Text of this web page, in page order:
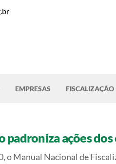
EMPRESAS FISCALIZAÇÃO
padroniza ações
o Manual Nacional de